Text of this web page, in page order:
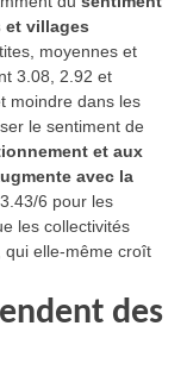
et villages
moyennes et
3.08, 2.92 et
moindre dans les
le sentiment de
et aux
avec la
6 pour les
les collectivités
qui elle-même croît
des